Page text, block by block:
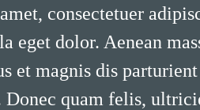
consectetuer
eget dolor. Aenean
et magnis dis
quam felis,